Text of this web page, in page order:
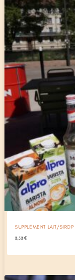
SUPPLÉMENT LAIT/SIROP
0,50 €